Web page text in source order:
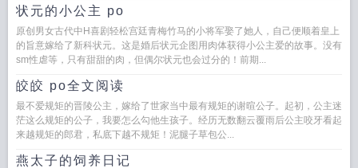
状元的小公主 po
原创男女古代中H喜剧轻松宫廷青梅竹马的小将军娶了她人，自己便顺着皇上
的旨意嫁给了新科状元。这是婚后状元企图用肉体获得小公主爱的故事。没有
sm性虐等，只有甜甜的肉，但偶尔状元也会过分的！前期...
皎皎 po全文阅读
最不爱规矩的晋陵公主，嫁给了世家当中最有规矩的谢暄公子。起初，公主迷
茫这么规矩的公子，我要怎么勾他生孩子。经历无数翻云覆雨后公主咬牙看起
来越规矩的郎君，私底下越不规矩！泥腿子草包公...
燕太子的饲养日记